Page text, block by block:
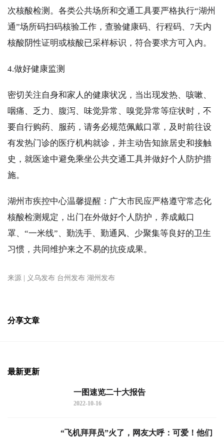
次核酸检测。各类公共场所和交通工具要严格执行“湖州
通”场所码扫码核验工作，查验健康码、行程码、7天内
核酸阴性证明或核酸已采样标识，符合要求方可入内。
4.做好健康监测
密切关注自身和家人的健康状况，当出现发热、咳嗽、
咽痛、乏力、腹泻、味觉异常、嗅觉异常等症状时，不
要自行购药、服药，请务必规范佩戴口罩，及时前往设
有发热门诊的医疗机构就诊，并主动告知旅居史和接触
史，就医途中避免乘坐公共交通工具并做好个人防护措
施。
湖州市疾控中心温馨提醒：广大市民应严格遵守常态化
核酸检测规定，出门在外做好个人防护，养成戴口
罩、“一米线”、勤洗手、勤通风、少聚集等良好的卫生
习惯，共同维护来之不易的抗疫成果。
来源 | 义乌发布 台州发布 湖州发布
分享文章
最新更新
一图速览二十大报告
2022-10-16
“飞机拜拜员”火了，网友大呼：可爱！他们